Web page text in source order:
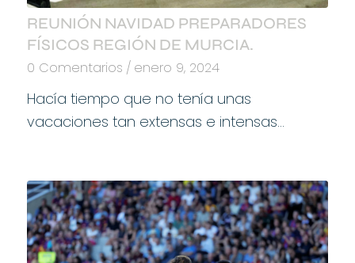
REUNIÓN NAVIDAD PREPARADORES
FÍSICOS REGIÓN DE MURCIA.
0 Comentarios / enero 9, 2024
Hacía tiempo que no tenía unas
vacaciones tan extensas e intensas…